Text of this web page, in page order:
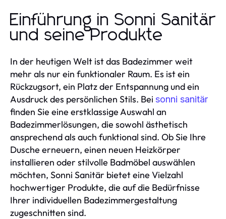
Einführung in Sonni Sanitär
und seine Produkte
In der heutigen Welt ist das Badezimmer weit
mehr als nur ein funktionaler Raum. Es ist ein
Rückzugsort, ein Platz der Entspannung und ein
Ausdruck des persönlichen Stils. Bei sonni sanitär
finden Sie eine erstklassige Auswahl an
Badezimmerlösungen, die sowohl ästhetisch
ansprechend als auch funktional sind. Ob Sie Ihre
Dusche erneuern, einen neuen Heizkörper
installieren oder stilvolle Badmöbel auswählen
möchten, Sonni Sanitär bietet eine Vielzahl
hochwertiger Produkte, die auf die Bedürfnisse
Ihrer individuellen Badezimmergestaltung
zugeschnitten sind.